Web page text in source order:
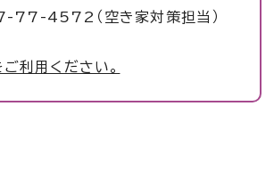
4572（空き家対策担当）
利用ください。